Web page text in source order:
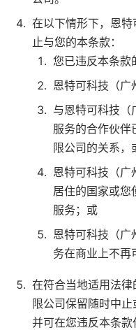
在以下情形下，恩
止与您的本条款：
您已违反本条款
恩特可科技（广
与恩特可科技（
服务的合作伙伴
限公司的关系，
恩特可科技（广
居住的国家或您
服务；或
恩特可科技（广
务在商业上不再
在符合当地适用法
限公司保留随时中止
并可在您违反本条